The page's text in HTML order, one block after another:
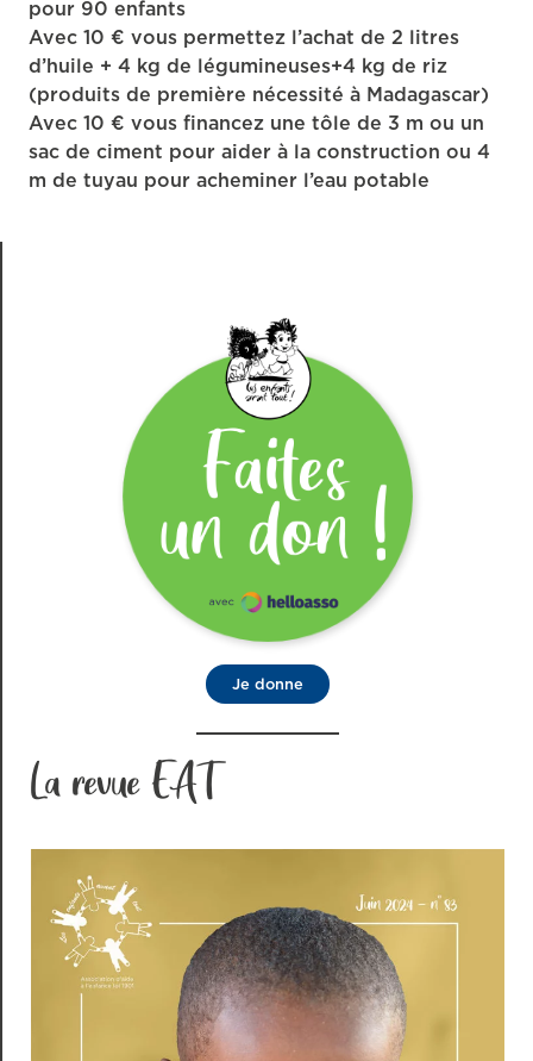
pour 90 enfants
Avec 10 € vous permettez l’achat de 2 litres
d’huile + 4 kg de légumineuses+4 kg de riz
(produits de première nécessité à Madagascar)
Avec 10 € vous financez une tôle de 3 m ou un
sac de ciment pour aider à la construction ou 4
m de tuyau pour acheminer l’eau potable
Je donne
La revue EAT